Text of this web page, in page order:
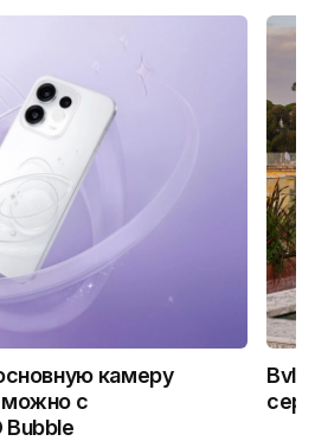
камеру
можно с
Bubble